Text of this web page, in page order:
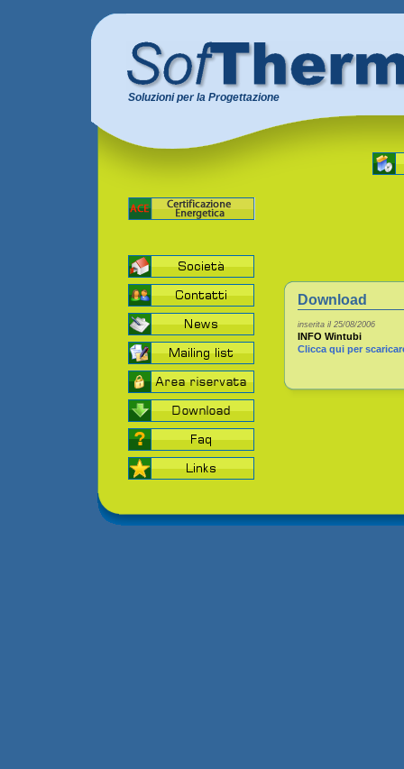
Soluzioni per la Progettazione
Download
inserita il 25/08/2006
INFO Wintubi
Clicca qui per